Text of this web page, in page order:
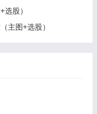
选股）
主图+选股）